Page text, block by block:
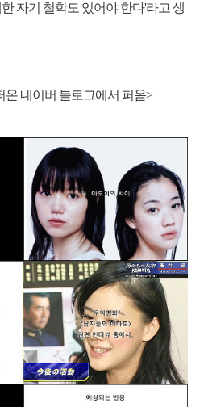
자기 철학도 있어야 한다'라고 생
온 네이버 블로그에서 퍼옴>